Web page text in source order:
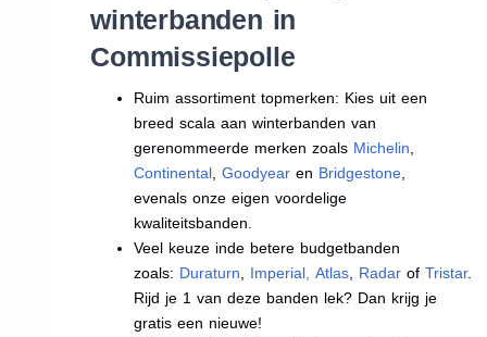
winterbanden in
Commissiepolle
Ruim assortiment topmerken: Kies uit een
breed scala aan winterbanden van
gerenommeerde merken zoals Michelin
Continental ,Goodyear en Bridgestone
evenals onze eigen voordelige
kwaliteitsbanden.
Veel keuze inde betere budgetbanden
zoals: Duraturn Imperial Atlas Radar ofTristar.
Rijd je 1 van deze banden lek? Dan krijg je
gratis een nieuwe!